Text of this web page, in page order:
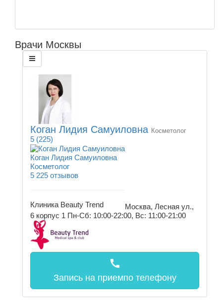
Врачи Москвы
Коган Лидия Самуиловна Косметолог
5 (225)
Коган Лидия Самуиловна
Косметолог
5 225 отзывов
Клиника Beauty Trend
Москва, Лесная ул.,
6 корпус 1 Пн-Сб: 10:00-22:00, Вс: 11:00-21:00
call
Запись на приемпо телефону